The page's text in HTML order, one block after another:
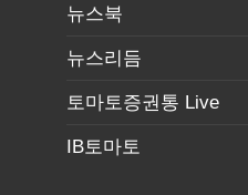
뉴스북
뉴스리듬
토마토증권통 Live
IB토마토